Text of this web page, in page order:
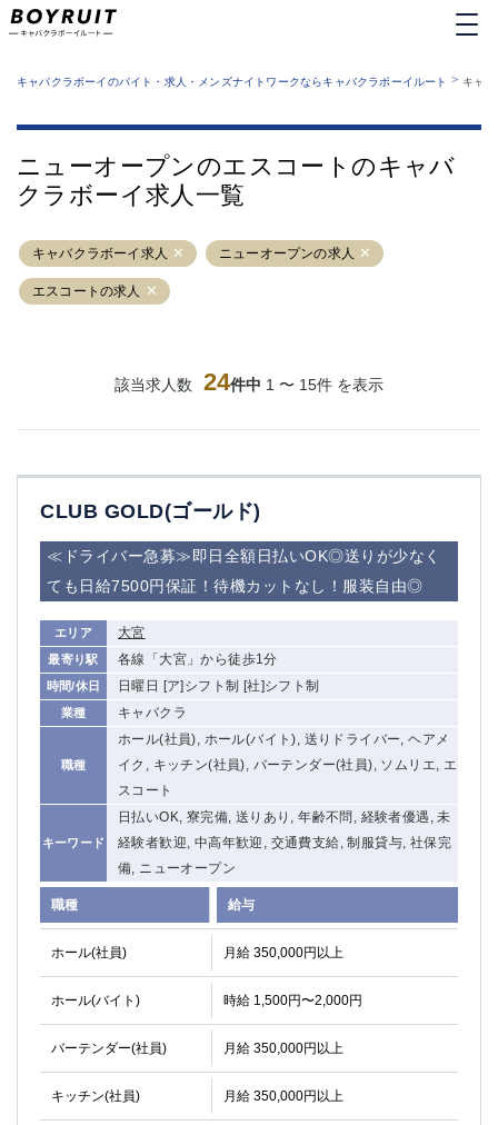
業種から探す
運営者情報
サイトマップ
キャバクラボーイのバイト・求人・メンズナイトワークならキャバクラボーイルート > キャ
ニューオープンのエスコートのキャバ
クラボーイ求人一覧
キャバクラボーイ求人 ニューオープンの求人
エスコートの求人
該当求人数 24件中 1 〜 15件 を表示
CLUB GOLD(ゴールド)
≪ドライバー急募≫即日全額日払いOK◎送りが少なく
ても日給7500円保証！待機カットなし！服装自由◎
エリア 大宮
最寄り駅 各線「大宮」から徒歩1分
時間/休日 日曜日 [ア]シフト制 [社]シフト制
業種 キャバクラ
職種
ホール(社員), ホール(バイト), 送りドライバー, ヘアメ
イク, キッチン(社員), バーテンダー(社員), ソムリエ, エ
スコート
キーワード
日払いOK, 寮完備, 送りあり, 年齢不問, 経験者優遇, 未
経験者歓迎, 中高年歓迎, 交通費支給, 制服貸与, 社保完
備, ニューオープン
職種 給与
ホール(社員) 月給 350,000円以上
ホール(バイト) 時給 1,500円〜2,000円
バーテンダー(社員) 月給 350,000円以上
キッチン(社員) 月給 350,000円以上
六本木
池袋
新橋
歌舞伎町
渋谷
大和
錦糸町
八王子
五反田
①六本木 ②西麻布
大山
赤坂
高円寺
蒲田東口
多摩センター
立川（南口）
新宿
中野
府中
中目黒
ひばりヶ丘（北口）
吉祥寺（南口／公園口）
自由が丘
吉祥寺（北口／東口）
下北沢・経堂
金町（北口）
成増駅徒歩3分の好立地！①JR埼京線「赤羽駅」から徒歩2分 ②東
三軒茶屋（南口）
①歌舞伎町 ②新宿 ③新宿三丁目 ④西
①歌舞伎町 ②新宿 ③西部新宿 ③東新宿
①歌舞伎町 ②新宿
①銀座 ②新橋
錦糸町(南口)
蒲田(西口)
清瀬（南口）
①東武練馬 ②成増・板橋 ③大山 ②池袋
池袋東口
金町
大井町
竹ノ塚
三鷹
亀戸
水道橋
荻窪
浅草